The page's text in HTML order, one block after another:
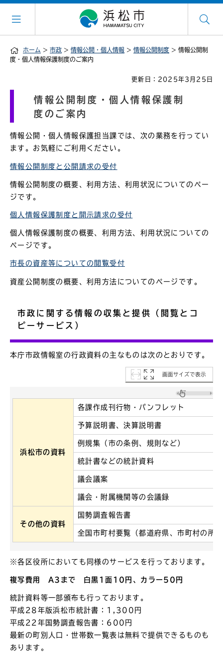
ホーム > 市政 > 情報公開・個人情報 > 情報公開制度 > 情報公開制
度・個人情報保護制度のご案内
更新日：2025年3月25日
情報公開制度・個人情報保護制
度のご案内
情報公開・個人情報保護担当課では、次の業務を行ってい
ます。お気軽にご利用ください。
情報公開制度と公開請求の受付
情報公開制度の概要、利用方法、利用状況についてのペー
ジです。
個人情報保護制度と開示請求の受付
個人情報保護制度の概要、利用方法、利用状況についての
ページです。
市長の資産等についての閲覧受付
資産公開制度の概要、利用方法についてのページです。
市政に関する情報の収集と提供（閲覧とコ
ピーサービス）
本庁市政情報室の行政資料の主なものは次のとおりです。
画面サイズで表示
浜松市の資料
各課作成刊行物・パンフレット
予算説明書、決算説明書
例規集（市の条例、規則など）
統計書などの統計資料
議会議案
議会・附属機関等の会議録
その他の資料
国勢調査報告書
全国市町村要覧（都道府県、市町村の所
※各区役所においても同様のサービスを行っております。
複写費用 A3まで 白黒1面10円、カラー50円
統計資料等一部頒布も行っております。
平成28年版浜松市統計書：1,300円
平成22年国勢調査報告書：600円
最新の町別人口・世帯数一覧表は無料で提供できるものも
あります。